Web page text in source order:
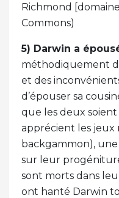
Richmond
Commons)
5) Darwin a
méthodiquement
et des
d’épouser sa
que les deux
apprécient les jeux
backgammon),
sur leur
sont morts dans
ont hanté Darwin